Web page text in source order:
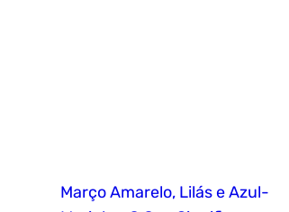
Março Amarelo, Lilás e Azul-